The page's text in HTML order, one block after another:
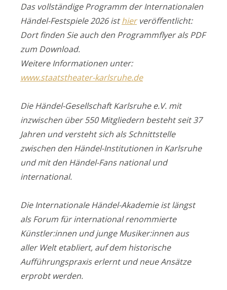
Das vollständige Programm der Internationalen
Händel-Festspiele 2026 isthierveröffentlicht:
Dort finden Sie auch den Programmflyer als PDF
zum Download.
Weitere Informationen unter:
www.staatstheater-karlsruhe.de
Die Händel-Gesellschaft Karlsruhe e.V. mit
inzwischen über 550 Mitgliedern besteht seit 37
Jahren und versteht sich als Schnittstelle
zwischen den Händel-Institutionen in Karlsruhe
und mit den Händel-Fans national und
international.
Die Internationale Händel-Akademie ist längst
als Forum für international renommierte
Künstler:innen und junge Musiker:innen aus
aller Welt etabliert, auf dem historische
Aufführungspraxis erlernt und neue Ansätze
erprobt werden.